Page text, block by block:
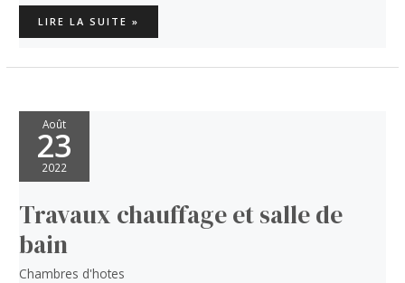
LES
STAGES
DE
LA
LIRE LA SUITE »
Août
23
2022
Travaux chauffage et salle de
bain
Chambres d'hotes